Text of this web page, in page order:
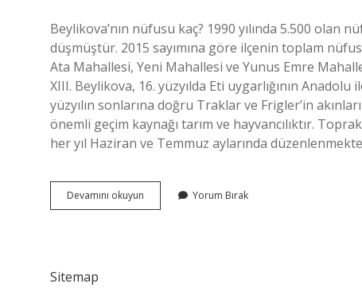
Beylikova’nın nüfusu kaç? 1990 yılında 5.500 olan
düşmüştür. 2015 sayımına göre ilçenin toplam
Ata Mahallesi, Yeni Mahallesi ve Yunus Emre
XIII. Beylikova, 16. yüzyılda Eti uygarlığının
yüzyılın sonlarına doğru Traklar ve Frigler’in
önemli geçim kaynağı tarım ve hayvancılıktır.
her yıl Haziran ve Temmuz aylarında
Devamını okuyun Beylikova
Ne
Yorum Bırak
Sitemap